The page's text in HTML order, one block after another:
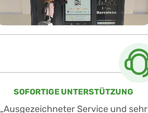
SOFORTIGE UNTERSTÜTZUNG
„Ausgezeichneter Service und sehr